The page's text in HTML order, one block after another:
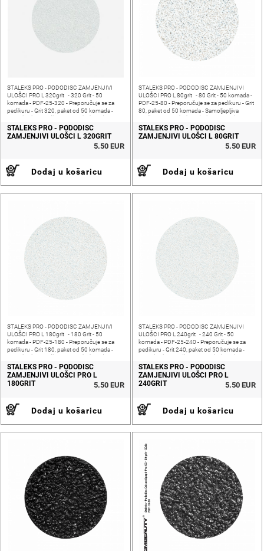
STALEKS PRO - PODODISC ZAMJENJIVI
ULOŠCI PRO L 320grit - 320 Grit - 50
komada - PDF-25-320 - Preporučuje se za
pedikuru - Grit 320, paket od 50 komada -
Samoljepljiva podloga - Ne nabubri od
izlaganja vodi - Veličina:
STALEKS PRO - PODODISC
ZAMJENJIVI ULOŠCI L 320GRIT
5.50 EUR
Dodaj u košaricu
STALEKS PRO - PODODISC ZAMJENJIVI
ULOŠCI PRO L 80grit - 80 Grit - 50 komada -
PDF-25-80 - Preporučuje se za pedikuru - Grit
80, paket od 50 komada - Samoljepljiva
podloga - Ne nabubri od izlaganja vodi -
Veličina:
STALEKS PRO - PODODISC
ZAMJENJIVI ULOŠCI L 80GRIT
5.50 EUR
Dodaj u košaricu
STALEKS PRO - PODODISC ZAMJENJIVI
ULOŠCI PRO L 180grit - 180 Grit - 50
komada - PDF-25-180 - Preporučuje se za
pedikuru - Grit 180, paket od 50 komada -
Samoljepljiva podloga - Ne nabubri od
izlaganja vodi - Veličina:
STALEKS PRO - PODODISC
ZAMJENJIVI ULOŠCI PRO L
180GRIT
5.50 EUR
Dodaj u košaricu
STALEKS PRO - PODODISC ZAMJENJIVI
ULOŠCI PRO L 240grit - 240 Grit - 50
komada - PDF-25-240 - Preporučuje se za
pedikuru - Grit 240, paket od 50 komada -
Samoljepljiva podloga - Ne nabubri od
izlaganja vodi - Veličina:
STALEKS PRO - PODODISC
ZAMJENJIVI ULOŠCI PRO L
240GRIT
5.50 EUR
Dodaj u košaricu